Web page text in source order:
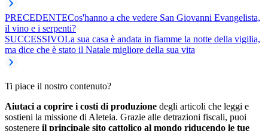
PRECEDENTECos'hanno a che vedere San Giovanni Evangelista,
il vino e i serpenti?
SUCCESSIVOLa sua casa è andata in fiamme la notte della vigilia,
ma dice che è stato il Natale migliore della sua vita
Ti piace il nostro contenuto?
Aiutaci a coprire i costi di produzione degli articoli che leggi e
sostieni la missione di Aleteia. Grazie alle detrazioni fiscali, puoi
sostenere il principale sito cattolico al mondo riducendo le tue